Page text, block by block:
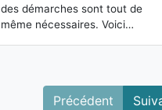
des démarches sont tout de
même nécessaires. Voici…
Précédent